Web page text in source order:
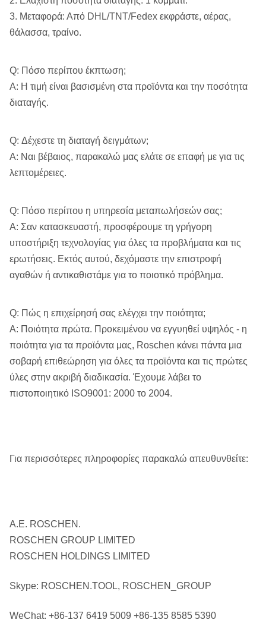
3. Μεταφορά: Από DHL/TNT/Fedex εκφράστε, αέρας,
θάλασσα, τραίνο.
Q: Πόσο περίπου έκπτωση;
Α: Η τιμή είναι βασισμένη στα προϊόντα και την ποσότητα
διαταγής.
Q: Δέχεστε τη διαταγή δειγμάτων;
Α: Ναι βέβαιος, παρακαλώ μας ελάτε σε επαφή με για τις
λεπτομέρειες.
Q: Πόσο περίπου η υπηρεσία μεταπωλήσεών σας;
Α: Σαν κατασκευαστή, προσφέρουμε τη γρήγορη
υποστήριξη τεχνολογίας για όλες τα προβλήματα και τις
ερωτήσεις. Εκτός αυτού, δεχόμαστε την επιστροφή
αγαθών ή αντικαθιστάμε για το ποιοτικό πρόβλημα.
Q: Πώς η επιχείρησή σας ελέγχει την ποιότητα;
Α: Ποιότητα πρώτα. Προκειμένου να εγγυηθεί υψηλός - η
ποιότητα για τα προϊόντα μας, Roschen κάνει πάντα μια
σοβαρή επιθεώρηση για όλες τα προϊόντα και τις πρώτες
ύλες στην ακριβή διαδικασία. Έχουμε λάβει το
πιστοποιητικό ISO9001: 2000 το 2004.
Για περισσότερες πληροφορίες παρακαλώ απευθυνθείτε:
Α.Ε. ROSCHEN.
ROSCHEN GROUP LIMITED
ROSCHEN HOLDINGS LIMITED
Skype: ROSCHEN.TOOL, ROSCHEN_GROUP
WeChat: +86-137 6419 5009 +86-135 8585 5390